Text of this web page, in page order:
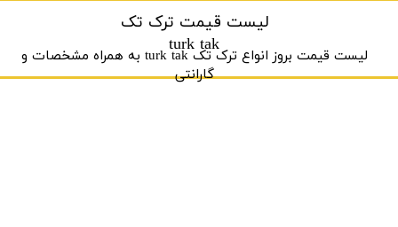
لیست قیمت ترک تک
turk tak
لیست قیمت بروز انواع ترک تک turk tak به ‌همراه مشخصات و
گارانتی